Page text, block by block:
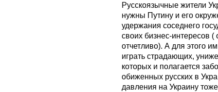
Русскоязычные жители
нужны Путину и его
удержания соседнего
своих бизнес-интересов
отчетливо). А для этого
играть страдающих,
которых и полагается
обиженных русских в
давления на Украину